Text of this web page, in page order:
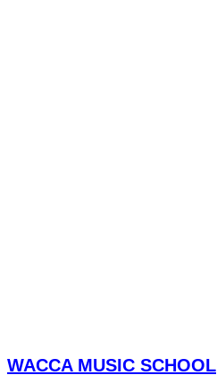
WACCA MUSIC SCHOOL